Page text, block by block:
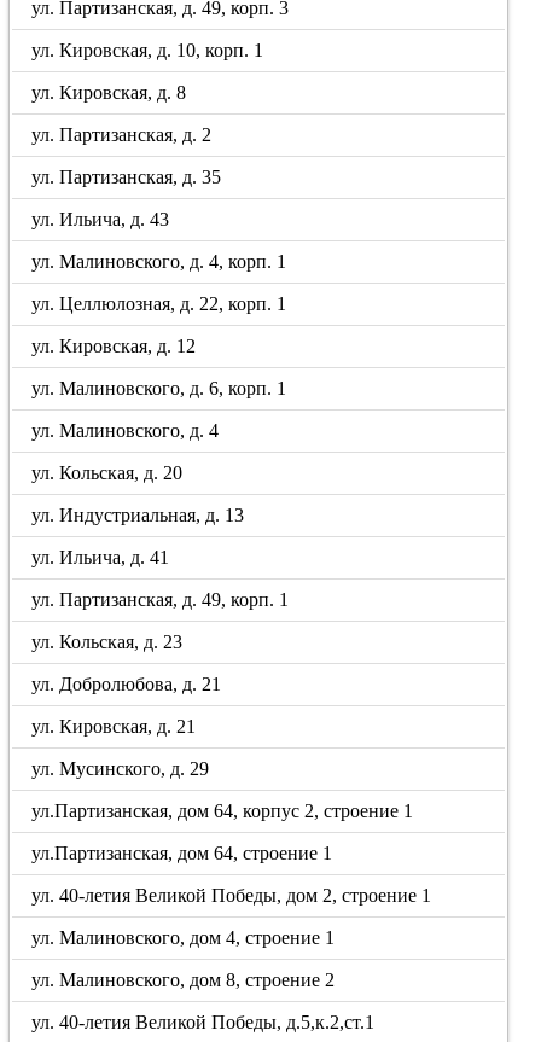
ул. Партизанская, д. 49, корп. 3
ул. Кировская, д. 10, корп. 1
ул. Кировская, д. 8
ул. Партизанская, д. 2
ул. Партизанская, д. 35
ул. Ильича, д. 43
ул. Малиновского, д. 4, корп. 1
ул. Целлюлозная, д. 22, корп. 1
ул. Кировская, д. 12
ул. Малиновского, д. 6, корп. 1
ул. Малиновского, д. 4
ул. Кольская, д. 20
ул. Индустриальная, д. 13
ул. Ильича, д. 41
ул. Партизанская, д. 49, корп. 1
ул. Кольская, д. 23
ул. Добролюбова, д. 21
ул. Кировская, д. 21
ул. Мусинского, д. 29
ул.Партизанская, дом 64, корпус 2, строение 1
ул.Партизанская, дом 64, строение 1
ул. 40-летия Великой Победы, дом 2, строение 1
ул. Малиновского, дом 4, строение 1
ул. Малиновского, дом 8, строение 2
ул. 40-летия Великой Победы, д.5,к.2,ст.1